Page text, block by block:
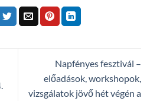
Napfényes fesztivál –
előadások, workshopok,
vizsgálatok jövő hét végén a